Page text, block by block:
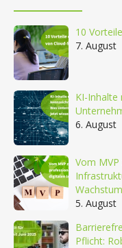
10
7. August
KI-Inhalte
6. August
Vom
5. August
Pflicht: